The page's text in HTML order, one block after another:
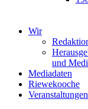
Wir
und
Mediadaten
Riewekooche
Veranstaltungen